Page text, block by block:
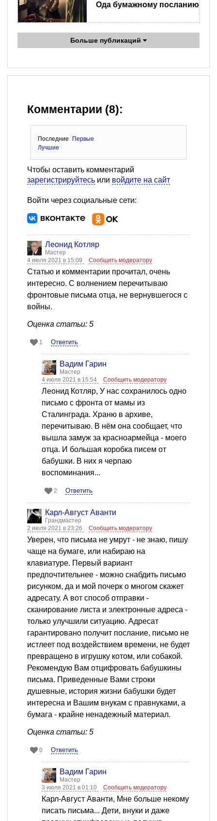
Ода бумажному посланию
Больше публикаций
Комментарии (8):
Последние
Первые
Лучшие
Чтобы оставить комментарий
зарегистрируйтесь или войдите на сайт
Войти через социальные сети:
Леонид Котляр
Мастер
4 июля 2021 в 15:09
Сообщить модератору
Статью и комментарии прочитал, очень
интересно. С волнением перечитываю
фронтовые письма отца, не вернувшегося с
войны.
Оценка статьи: 5
1 Ответить
Вадим Гарин
Мастер
4 июля 2021 в 15:54
Сообщить модератору
Леонид Котляр, У нас сохранилось одно
письмо с фронта от мамы из
Сталинграда. Храню в архиве,
перечитываю. В нём она сообщает, что
вышла замуж за красноармейца - моего
отца. И большая коробка писем от
бабушки. В них я черпаю
воспоминания...
2 Ответить
Карл-Август Аванти
Грандмастер
2 июля 2021 в 23:26
Сообщить модератору
Уверен, что письма не умрут - не знаю, пишу
чаще на бумаге, или набираю на
клавиатуре. Первый вариант
предпочтительнее - можно снабдить письмо
рисунком, да и мой почерк о многом скажет
адресату. А вот способ отправки -
сканирование листа и электронные адреса -
только улучшили ситуацию. Адресат
гарантировано получит послание, письмо не
истлеет под воздействием времени, не будет
превращено в игрушку котом, или собакой.
Рекомендую Вам отцифровать бабушкины
письма. Приведенные Вами строки
душевные, история жизни бабушки будет
интересна и Вашим внукам с правнуками, а
бумага - крайне ненадежный материал.
Оценка статьи: 5
0 Ответить
Вадим Гарин
Мастер
3 июля 2021 в 01:10
Сообщить модератору
Карл-Август Аванти, Мне больше некому
писать письма... Дети, внуки и даже